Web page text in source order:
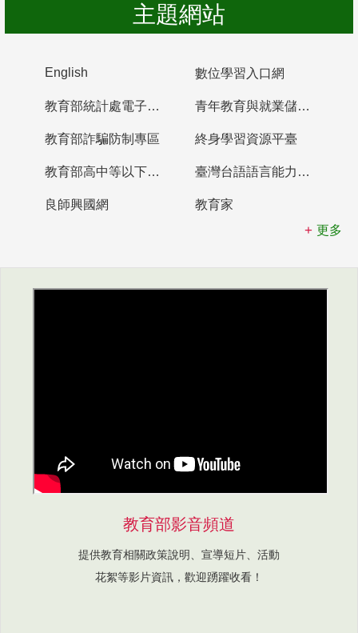
主題網站
English 數位學習入口網
教育部統計處電子書櫃 青年教育與就業儲蓄帳戶
教育部詐騙防制專區 終身學習資源平臺
教育部高中等以下學校及幼兒園教師資格檢定考試 臺灣台語語言能力認證網站
良師興國網
教育家
更多
教育部影音頻道
提供教育相關政策說明、宣導短片、活動
花絮等影片資訊，歡迎踴躍收看！